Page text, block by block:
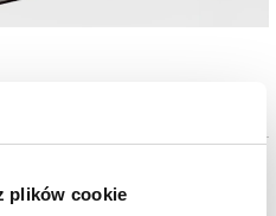
plików cookie
%